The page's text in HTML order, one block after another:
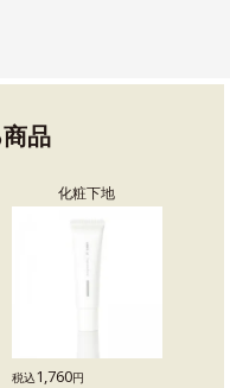
品
化粧下地
税込1,760円